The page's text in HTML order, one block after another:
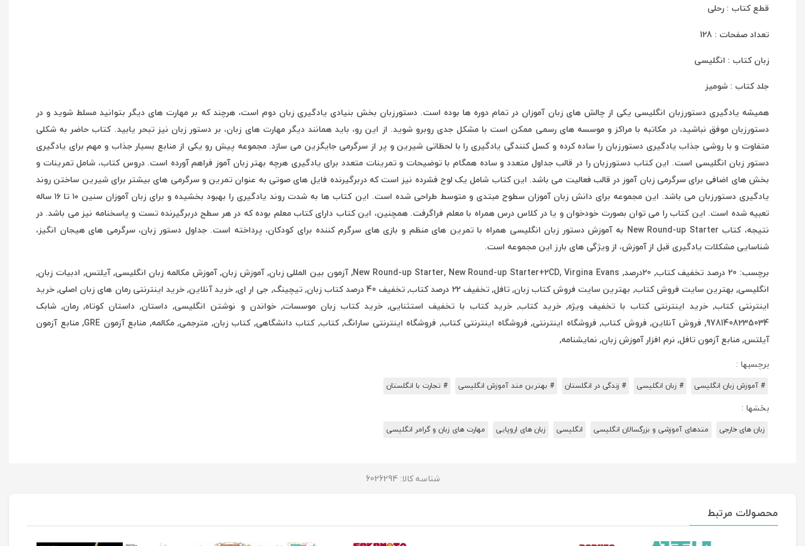
قطع کتاب : رحلی
تعداد صفحات : 128
زبان کتاب : انگلیسی
جلد کتاب : شومیز
همیشه یادگیری دستورزبان انگلیسی یکی از چالش های زبان آموزان در تمام دوره ها بوده است. دستورزبان بخش بنیادی یادگیری زبان دوم است، هرچند که بر مهارت های دیگر بتوانید مسلط شوید و در
دستورزبان موفق نباشید، در مکاتبه با مراکز و موسسه های رسمی ممکن است با مشکل جدی روبرو شوید. از این رو، باید همانند دیگر مهارت های زبان، بر دستور زبان نیز تبحر یابید. کتاب حاضر به شکلی
متفاوت و با روشی جذاب یادگیری دستورزبان را ساده کرده و کسل کنندگی یادگیری را با لحظاتی شیرین و پر از سرگرمی جایگزین می سازد. مجموعه پیش رو یکی از منابع بسیار جذاب و مهم برای یادگیری
دستور زبان انگلیسی است. این کتاب دستورزبان را در قالب جداول متعدد و ساده همگام با توضیحات و تمرینات متعدد برای یادگیری هرچه بهتر زبان آموز فراهم آورده است. دروس کتاب، شامل تمرینات و
بخش های اضافی برای سرگرمی زبان آموز در قالب فعالیت می باشد. این کتاب شامل یک لوح فشرده نیز است که دربرگیرنده فایل های صوتی به عنوان تمرین و سرگرمی های بیشتر برای شیرین ساختن روند
یادگیری دستورزبان می باشد. این مجموعه برای دانش زبان آموزان سطوح مبتدی و متوسط طراحی شده است. این کتاب ها به شدت روند یادگیری را بهبود بخشیده و برای زبان آموزان سنین ۱۰ تا ۱۶ ساله
تعبیه شده است. این کتاب را می توان بصورت خودخوان و یا در کلاس درس همراه با معلم فراگرفت. همچنین، این کتاب دارای کتاب معلم بوده که در هر سطح دربرگیرنده تست و پاسخنامه نیز می باشد. در
نتیجه، کتاب New Round-up Starter به آموزش دستور زبان انگلیسی همراه با تمرین های منظم و بازی های سرگرم کننده برای کودکان، پرداخته است. جداول دستور زبان، سرگرمی های هیجان انگیز،
شناسایی مشکلات یادگیری قبل از آموزش، از ویژگی های بارز این مجموعه است.
برچسب: 20 درصد تخفیف کتاب, 20درصد, New Round-up Starter, New Round-up Starter+2CD, Virgina Evans, آزمون بین المللی زبان, آموزش زبان, آموزش مکالمه زبان انگلیسی, آیلتس, ادبیات زبان,
انگلیسی, بهترین سایت فروش کتاب, بهترین سایت فروش کتاب زبان, تافل, تخفیف 22 درصد کتاب, تخفیف 40 درصد کتاب زبان, تیچینگ, جی ار ای, خرید آنلاین, خرید اینترنتی رمان های زبان اصلی, خرید
اینترنتی کتاب, خرید اینترنتی کتاب با تخفیف ویژه, خرید کتاب, خرید کتاب با تخفیف استثنایی, خرید کتاب زبان موسسات, خواندن و نوشتن انگلیسی, داستان, داستان کوتاه, رمان, شابک
9781408235034, فروش آنلاین, فروش کتاب, فروشگاه اینترنتی, فروشگاه اینترنتی کتاب, فروشگاه اینترنتی سارانگ, کتاب, کتاب دانشگاهی, کتاب زبان, مترجمی, مکالمه, منابع آزمون GRE, منابع آزمون
آیلتس, منابع آزمون تافل, نرم افزار آموزش زبان, نمایشنامه,
برچسبها :
# آموزش زبان انگلیسی # زبان انگلیسی # زندگی در انگلستان # بهترین متد آموزش انگلیسی # تجارت با انگلستان
بخشها :
زبان های خارجی متدهای آموزشی و بزرگسالان انگلیسی انگلیسی زبان های اروپایی مهارت های زبان و گرامر انگلیسی
شناسه کالا: 6026294
محصولات مرتبط